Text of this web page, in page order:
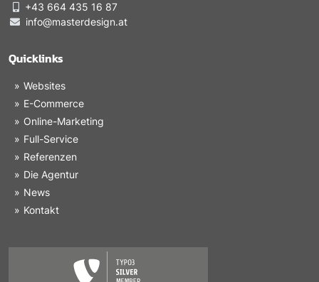
+43 664 435 16 87
info@masterdesign.at
Quicklinks
Websites
E-Commerce
Online-Marketing
Full-Service
Referenzen
Die Agentur
News
Kontakt